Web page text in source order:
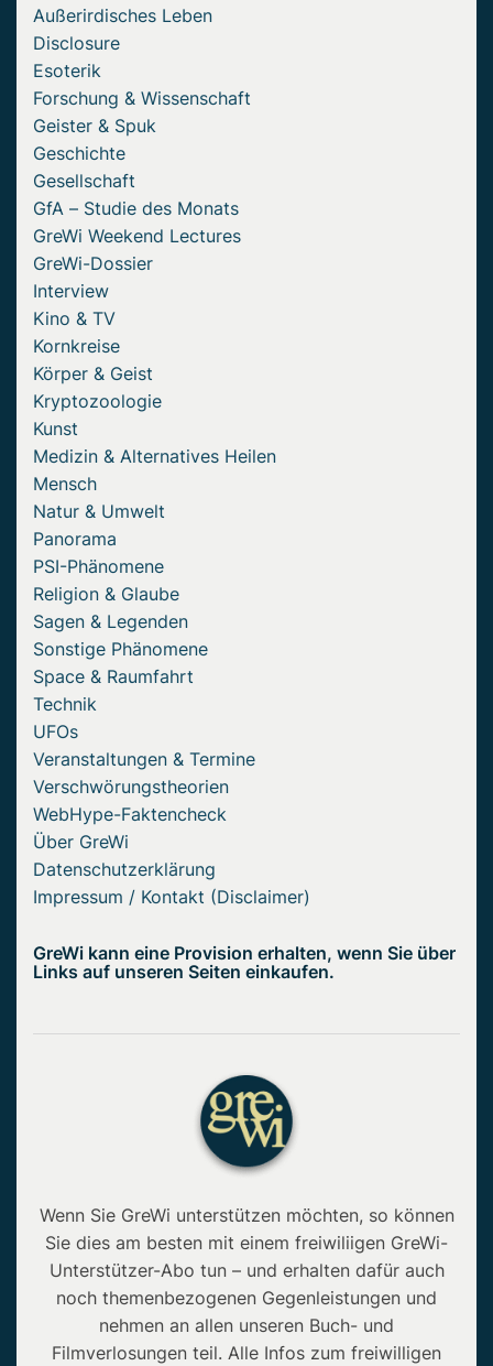
Außerirdisches Leben
Disclosure
Esoterik
Forschung & Wissenschaft
Geister & Spuk
Geschichte
Gesellschaft
GfA – Studie des Monats
GreWi Weekend Lectures
GreWi-Dossier
Interview
Kino & TV
Kornkreise
Körper & Geist
Kryptozoologie
Kunst
Medizin & Alternatives Heilen
Mensch
Natur & Umwelt
Panorama
PSI-Phänomene
Religion & Glaube
Sagen & Legenden
Sonstige Phänomene
Space & Raumfahrt
Technik
UFOs
Veranstaltungen & Termine
Verschwörungstheorien
WebHype-Faktencheck
Über GreWi
Datenschutzerklärung
Impressum / Kontakt (Disclaimer)
GreWi kann eine Provision erhalten, wenn Sie über
Links auf unseren Seiten einkaufen.
Wenn Sie GreWi unterstützen möchten, so können
Sie dies am besten mit einem freiwiliigen GreWi-
Unterstützer-Abo tun – und erhalten dafür auch
noch themenbezogenen Gegenleistungen und
nehmen an allen unseren Buch- und
Filmverlosungen teil. Alle Infos zum freiwilligen